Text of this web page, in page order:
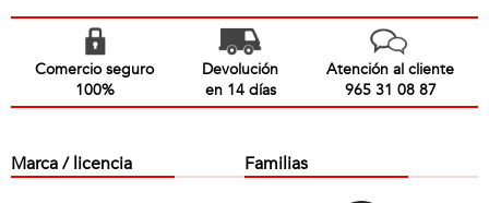
Comercio seguro
100%
Devolución
en 14 días
Atención al cliente
965 31 08 87
Marca / licencia Familias